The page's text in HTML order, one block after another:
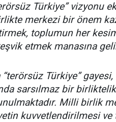
Türkiye” vizyonu
merkezi bir önem
toplumun her
etmek manasına
“terörsüz Türkiye”
sarsılmaz bir
Milli birlik
kuvvetlendirilmesi ve